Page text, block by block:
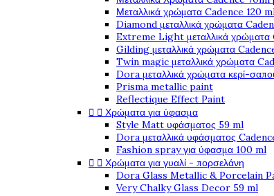
Μεταλλικά χρώματα Cadence 120
Diamond μεταλλικά χρώματα
Extreme Light μεταλλικά χρώματα
Gilding μεταλλικά χρώματα
Twin magic μεταλλικά χρώματα
Dora μεταλλικά χρώματα κερί-
Prisma metallic paint
Reflectique Effect Paint
  Χρώματα για ύφασμα
Style Matt υφάσματος 59 ml
Dora μεταλλικά υφάσματος
Fashion spray για ύφασμα 100 ml
  Χρώματα για γυαλί - πορσελάνη
Dora Glass Metallic & Porcelain
Very Chalky Glass Decor 59 ml